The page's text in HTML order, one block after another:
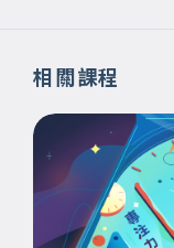
相關課程